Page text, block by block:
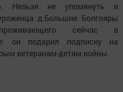
Нельзя не упомянуть и
д.Большие Болгояры
сейчас в
он подарил подписку на
ветеранам-детям войны.